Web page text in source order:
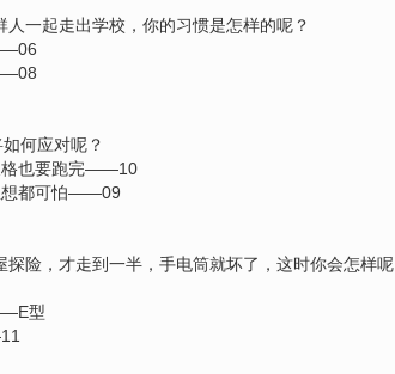
一起走出学校，你的习惯是怎样的呢？
何应对呢？
格也要跑完——10
想都可怕——09
险，才走到一半，手电筒就坏了，这时你会怎样呢
型